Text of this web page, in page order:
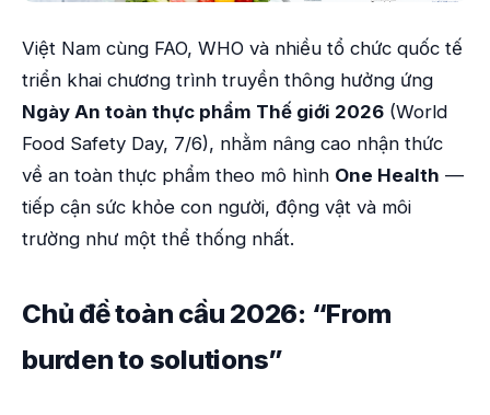
Việt Nam cùng FAO, WHO và nhiều tổ chức quốc tế
triển khai chương trình truyền thông hưởng ứng
Ngày An toàn thực phẩm Thế giới 2026 (World
Food Safety Day, 7/6), nhằm nâng cao nhận thức
về an toàn thực phẩm theo mô hình One Health —
tiếp cận sức khỏe con người, động vật và môi
trường như một thể thống nhất.
Chủ đề toàn cầu 2026: “From
burden to solutions”